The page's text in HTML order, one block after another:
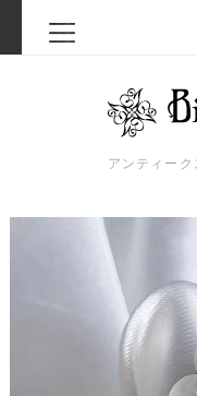
アンティー